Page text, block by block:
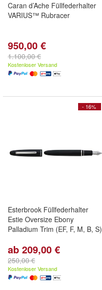
Caran d’Ache Füllfederhalter
VARIUS™ Rubracer
950,00 €
1.100,00 €
Kostenloser Versand
- 16%
Esterbrook Füllfederhalter
Estie Oversize Ebony
Palladium Trim (EF, F, M, B, S)
ab 209,00 €
250,00 €
Kostenloser Versand